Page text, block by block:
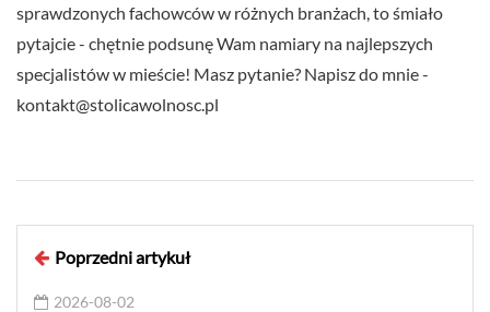
sprawdzonych fachowców w różnych branżach, to śmiało
pytajcie - chętnie podsunę Wam namiary na najlepszych
specjalistów w mieście! Masz pytanie? Napisz do mnie -
kontakt@stolicawolnosc.pl
Poprzedni artykuł
2026-08-02